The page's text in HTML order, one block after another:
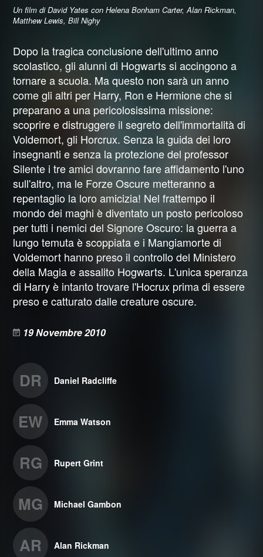
Un film di David Yates con Helena Bonham Carter, Alan Rickman,
Matthew Lewis, Bill Nighy
Dopo la tragica conclusione dell'ultimo anno
scolastico, gli alunni di Hogwarts si accingono a
tornare a scuola. Ma questo non sarà un anno
come gli altri per Harry, Ron e Hermione che si
preparano a una pericolosissima missione:
scoprire e distruggere il segreto dell'immortalità di
Voldemort, gli Horcrux. Senza la guida dei loro
insegnanti e senza la protezione del professor
Silente i tre amici dovranno fare affidamento l'uno
sull'altro, ma le Forze Oscure metteranno a
repentaglio la loro amicizia! Nel frattempo il
mondo dei maghi è diventato un posto pericoloso
per tutti i nemici del Signore Oscuro: la guerra a
lungo temuta è scoppiata e i Mangiamorte di
Voldemort hanno preso il controllo del Ministero
della Magia e assalito Hogwarts. L'unica speranza
di Harry è intanto trovare l'Hocrux prima di essere
preso e catturato dalle creature oscure.
19 Novembre 2010
DR Daniel Radcliffe
EW Emma Watson
RG Rupert Grint
MG Michael Gambon
AR Alan Rickman